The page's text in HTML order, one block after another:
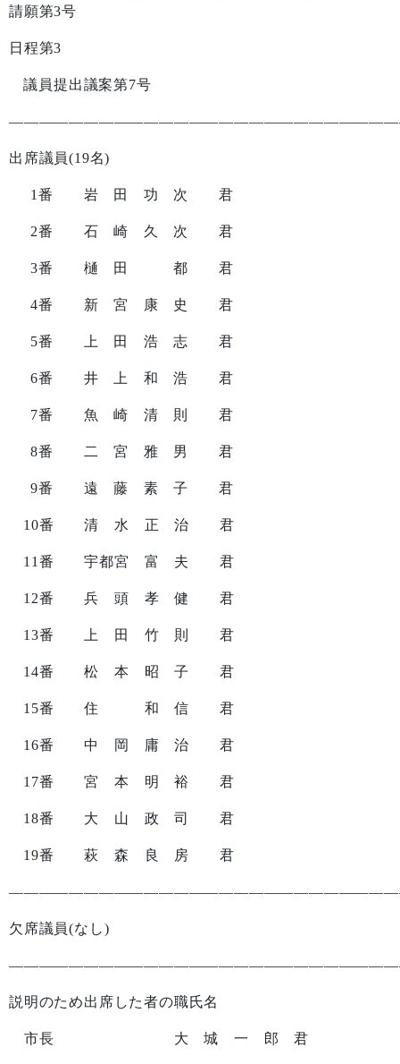
請願第3号
日程第3
議員提出議案第7号
出席議員(19名)
1番 岩 田 功 次 君
2番 石 崎 久 次 君
3番 樋 田 都 君
4番 新 宮 康 史 君
5番 上 田 浩 志 君
6番 井 上 和 浩 君
7番 魚 崎 清 則 君
8番 二 宮 雅 男 君
9番 遠 藤 素 子 君
10番 清 水 正 治 君
11 番 宇都宮 富 夫 君
12番 兵 頭 孝 健 君
13番 上 田 竹 則 君
14番 松 本 昭 子 君
15番 住 和 信 君
16番 中 岡 庸 治 君
17番 宮 本 明 裕 君
18番 大 山 政 司 君
19番 萩 森 良 房 君
欠席議員(なし)
説明のため出席した者の職氏名
市長 大 城 一 郎 君